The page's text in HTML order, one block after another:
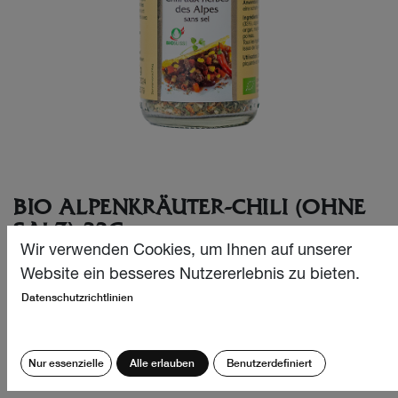
BIO ALPENKRÄUTER-CHILI (OHNE
SALZ) 32G
Eine feurige Bio Kräutermischung ohne Salz. Dieses
CHF9.90
Wir verwenden Cookies, um Ihnen auf unserer
Website ein besseres Nutzererlebnis zu bieten.
Datenschutzrichtlinien
Nur essenzielle Alle erlauben Benutzerdefiniert